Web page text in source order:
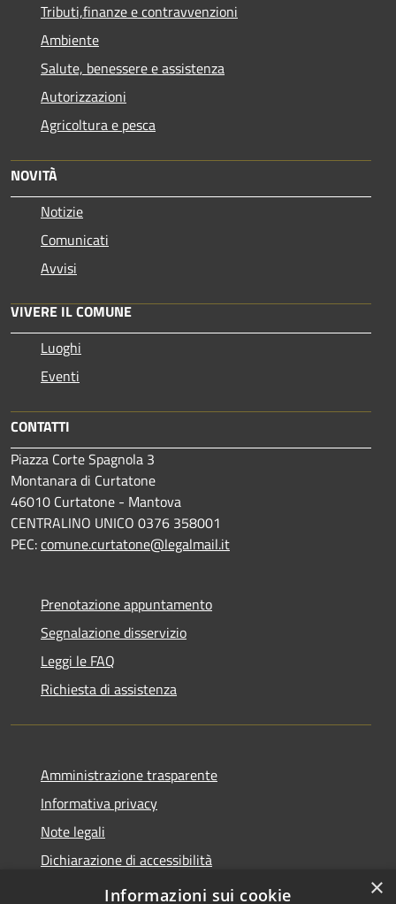
Tributi,finanze e contravvenzioni
Ambiente
Salute, benessere e assistenza
Autorizzazioni
Agricoltura e pesca
NOVITÀ
Notizie
Comunicati
Avvisi
VIVERE IL COMUNE
Luoghi
Eventi
CONTATTI
Piazza Corte Spagnola 3
Montanara di Curtatone
46010 Curtatone - Mantova
CENTRALINO UNICO 0376 358001
PEC:comune.curtatone@legalmail.it
Prenotazione appuntamento
Segnalazione disservizio
Leggi le FAQ
Richiesta di assistenza
Amministrazione trasparente
Informativa privacy
Note legali
Dichiarazione di accessibilità
Meccanismo di Feedback
×
Informazioni sui cookie